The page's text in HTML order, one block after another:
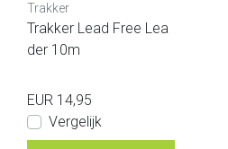
Trakker
Trakker Lead Free Lea
der 10m
EUR 14,95
Vergelijk